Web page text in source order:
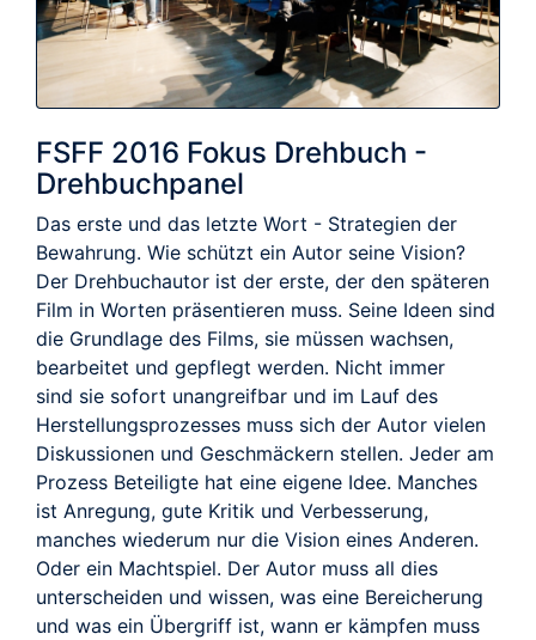
FSFF 2016 Fokus Drehbuch -
Drehbuchpanel
Das erste und das letzte Wort - Strategien der
Bewahrung. Wie schützt ein Autor seine Vision?
Der Drehbuchautor ist der erste, der den späteren
Film in Worten präsentieren muss. Seine Ideen sind
die Grundlage des Films, sie müssen wachsen,
bearbeitet und gepflegt werden. Nicht immer
sind sie sofort unangreifbar und im Lauf des
Herstellungsprozesses muss sich der Autor vielen
Diskussionen und Geschmäckern stellen. Jeder am
Prozess Beteiligte hat eine eigene Idee. Manches
ist Anregung, gute Kritik und Verbesserung,
manches wiederum nur die Vision eines Anderen.
Oder ein Machtspiel. Der Autor muss all dies
unterscheiden und wissen, was eine Bereicherung
und was ein Übergriff ist, wann er kämpfen muss